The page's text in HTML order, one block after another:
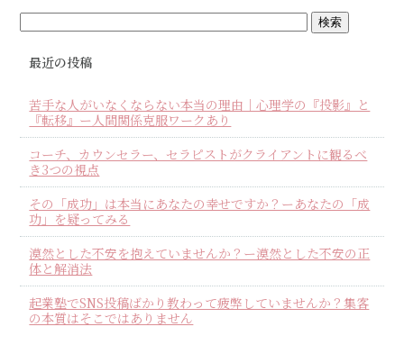
最近の投稿
苦手な人がいなくならない本当の理由｜心理学の『投影』と
『転移』ー人間関係克服ワークあり
コーチ、カウンセラー、セラピストがクライアントに観るべ
き3つの視点
その「成功」は本当にあなたの幸せですか？ーあなたの「成
功」を疑ってみる
漠然とした不安を抱えていませんか？ー漠然とした不安の正
体と解消法
起業塾でSNS投稿ばかり教わって疲弊していませんか？集客
の本質はそこではありません